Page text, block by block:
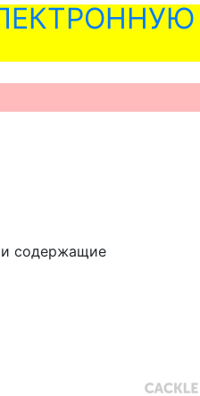
содержащие